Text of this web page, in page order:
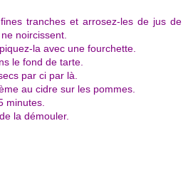
tranches et arrosez-les de jus de
noircissent.
la avec une fourchette.
le fond de tarte.
par ci par là.
au cidre sur les pommes.
minutes.
la démouler.